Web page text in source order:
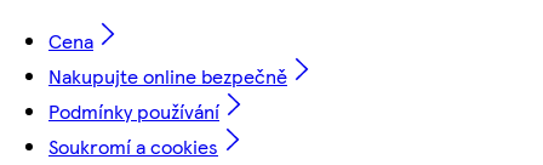
Cena
Nakupujte online bezpečně
Podmínky používání
Soukromí a cookies